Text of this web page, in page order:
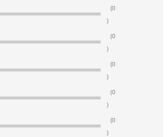
(0
)
(0
)
(0
)
(0
)
(0
)